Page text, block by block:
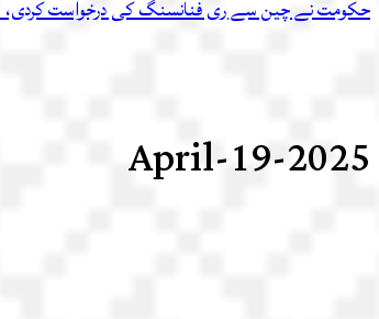
حکومت نے چین سے ری فنانسنگ کی درخواست کردی، 1 ارب 30 کروڑ ڈالر اسی ماہ دوبارہ ملنے کا امکان
2025-April-19